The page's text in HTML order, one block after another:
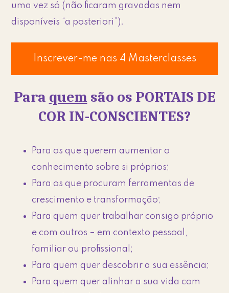
uma vez só (não ficaram gravadas nem
disponíveis “a posteriori”).
Inscrever-me nas 4 Masterclasses
Para quem são os PORTAIS DE
COR IN-CONSCIENTES?
Para os que querem aumentar o
conhecimento sobre si próprios;
Para os que procuram ferramentas de
crescimento e transformação;
Para quem quer trabalhar consigo próprio
e com outros – em contexto pessoal,
familiar ou profissional;
Para quem quer descobrir a sua essência;
Para quem quer alinhar a sua vida com